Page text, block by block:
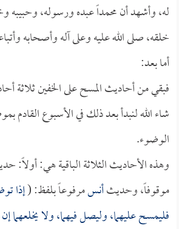
له، وأشهد أن محمداً عبده ورسوله، وحبيبه
خلقه، صلى الله عليه وعلى آله وأصحابه
أما بعد:
فبقي من أحاديث المسح على الخفين ثلاثة
شاء الله لنبدأ بعد ذلك في الأسبوع
الوضوء.
وهذه الأحاديث الثلاثة الباقية هي: أولاً:
موقوفاً، وحديثأنسمرفوعاً بلفظ: (إذا
فليمسح عليهما، وليصل فيهما، ولا يخلعهما